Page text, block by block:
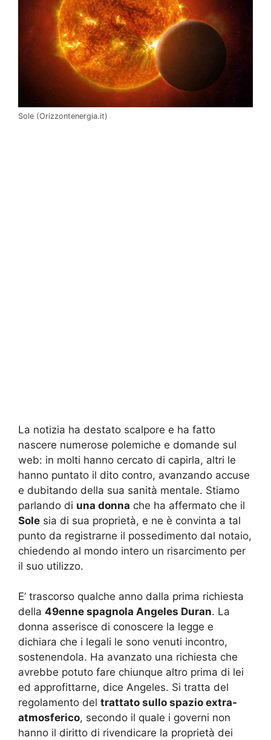
Sole (Orizzontenergia.it)
La notizia ha destato scalpore e ha fatto
nascere numerose polemiche e domande sul
web: in molti hanno cercato di capirla, altri le
hanno puntato il dito contro, avanzando accuse
e dubitando della sua sanità mentale. Stiamo
parlando di una donna che ha affermato che il
Sole sia di sua proprietà, e ne è convinta a tal
punto da registrarne il possedimento dal notaio,
chiedendo al mondo intero un risarcimento per
il suo utilizzo.
E’ trascorso qualche anno dalla prima richiesta
della 49enne spagnola Angeles Duran. La
donna asserisce di conoscere la legge e
dichiara che i legali le sono venuti incontro,
sostenendola. Ha avanzato una richiesta che
avrebbe potuto fare chiunque altro prima di lei
ed approfittarne, dice Angeles. Si tratta del
regolamento del trattato sullo spazio extra-
atmosferico, secondo il quale i governi non
hanno il diritto di rivendicare la proprietà dei